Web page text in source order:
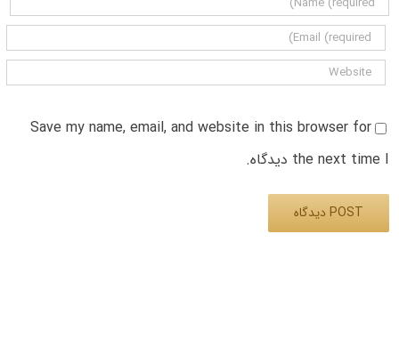
Save my name, email, and website in this browser for
the next time I دیدگاه.